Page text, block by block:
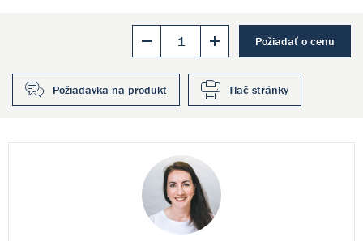
Požiadať o cenu
Požiadavka na produkt Tlač stránky